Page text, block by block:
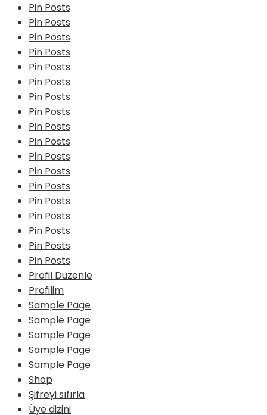
Pin Posts
Pin Posts
Pin Posts
Pin Posts
Pin Posts
Pin Posts
Pin Posts
Pin Posts
Pin Posts
Pin Posts
Pin Posts
Pin Posts
Pin Posts
Pin Posts
Pin Posts
Pin Posts
Pin Posts
Pin Posts
Profil Düzenle
Profilim
Sample Page
Sample Page
Sample Page
Sample Page
Sample Page
Shop
Şifreyi sıfırla
Üye dizini